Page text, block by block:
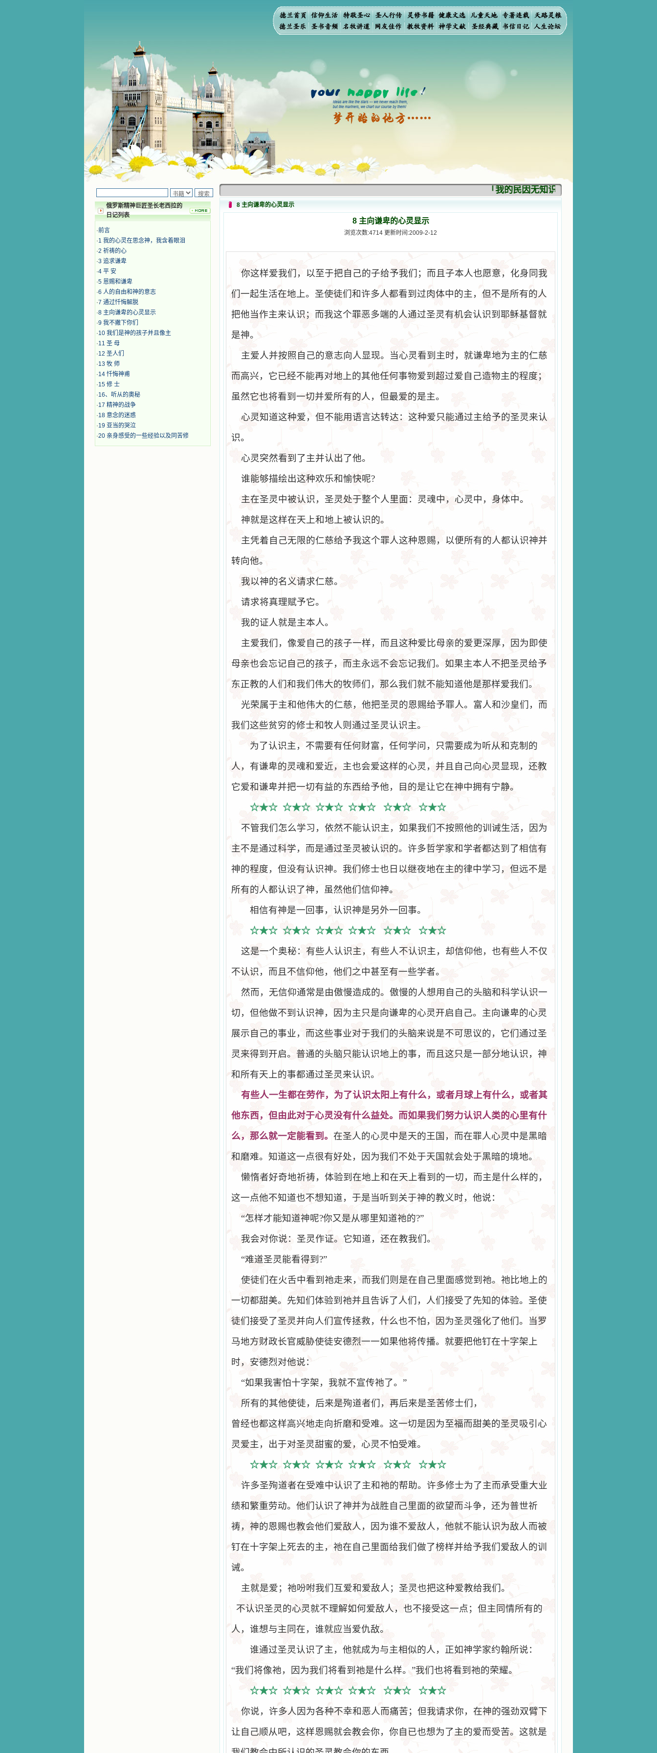
俄罗斯精神巨匠圣长老西拉的
日记列表
·前言
·1 我的心灵在思念神，我含着眼泪
·2 祈祷的心
·3 追求谦卑
·4 平 安
·5 恩赐和谦卑
·6 人的自由和神的意志
·7 通过忏悔解脱
·8 主向谦卑的心灵显示
·9 我不撇下你们
·10 我们是神的孩子并且像主
·11 圣 母
·12 圣人们
·13 牧 师
·14 忏悔神甫
·15 修 士
·16、听从的奧秘
·17 精神的战争
·18 意念的迷惑
·19 亚当的哭泣
·20 亲身感受的一些经验以及同苦修
「我的民因无知识而灭亡。你弃掉知识，我也
8 主向谦卑的心灵显示
8 主向谦卑的心灵显示
浏览次数:4714 更新时间:2009-2-12
你这样爱我们，以至于把自己的子给予我们；而且子本人也愿意，化身同我
们一起生活在地上。圣使徒们和许多人都看到过肉体中的主，但不是所有的人
把他当作主来认识；而我这个罪恶多端的人通过圣灵有机会认识到耶稣基督就
是神。
主爱人并按照自己的意志向人显现。当心灵看到主时，就谦卑地为主的仁慈
而高兴，它已经不能再对地上的其他任何事物爱到超过爱自己造物主的程度；
虽然它也将看到一切并爱所有的人，但最爱的是主。
心灵知道这种爱，但不能用语言达转达：这种爱只能通过主给予的圣灵来认
识。
心灵突然看到了主并认出了他。
谁能够描绘出这种欢乐和愉快呢?
主在圣灵中被认识，圣灵处于整个人里面：灵魂中，心灵中，身体中。
神就是这样在天上和地上被认识的。
主凭着自己无限的仁慈给予我这个罪人这种恩赐，以便所有的人都认识神并
转向他。
我以神的名义请求仁慈。
请求将真理赋予它。
我的证人就是主本人。
主爱我们，像爱自己的孩子一样，而且这种爱比母亲的爱更深厚，因为即使
母亲也会忘记自己的孩子，而主永远不会忘记我们。如果主本人不把圣灵给予
东正教的人们和我们伟大的牧师们，那么我们就不能知道他是那样爱我们。
光荣属于主和他伟大的仁慈，他把圣灵的恩赐给予罪人。富人和沙皇们，而
我们这些贫穷的修士和牧人则通过圣灵认识主。
为了认识主，不需要有任何财富，任何学问，只需要成为听从和克制的
人，有谦卑的灵魂和爱近，主也会爱这样的心灵，并且自己向心灵显现，还教
它爱和谦卑并把一切有益的东西给予他，目的是让它在神中拥有宁静。
☆★☆ ☆★☆ ☆★☆ ☆★☆ ☆★☆
☆★☆
不管我们怎么学习，依然不能认识主，如果我们不按照他的训诫生活，因为
主不是通过科学，而是通过圣灵被认识的。许多哲学家和学者都达到了相信有
神的程度，但没有认识神。我们修士也日以继夜地在主的律中学习，但远不是
所有的人都认识了神，虽然他们信仰神。
相信有神是一回事，认识神是另外一回事。
☆★☆ ☆★☆ ☆★☆ ☆★☆ ☆★☆
☆★☆
这是一个奥秘：有些人认识主，有些人不认识主，却信仰他，也有些人不仅
不认识，而且不信仰他，他们之中甚至有一些学者。
然而，无信仰通常是由傲慢造成的。傲慢的人想用自己的头脑和科学认识一
切，但他做不到认识神，因为主只是向谦卑的心灵开启自己。主向谦卑的心灵
展示自己的事业，而这些事业对于我们的头脑来说是不可思议的，它们通过圣
灵来得到开启。普通的头脑只能认识地上的事，而且这只是一部分地认识，神
和所有天上的事都通过圣灵来认识。
有些人一生都在劳作， 为了认识太阳上有什么，或者月球上有什么，或者其
他东西，但由此对于心灵没有什么益处。而如果我们努力认识人类的心里有什
么，那么就一定能看到。 在圣人的心灵中是天的王国，而在罪人心灵中是黑暗
和磨难。知道这一点很有好处，因为我们不处于天国就会处于黑暗的境地。
懒惰者好奇地祈祷，体验到在地上和在天上看到的一切，而主是什么样的，
这一点他不知道也不想知道，于是当听到关于神的教义时，他说：
“怎样才能知道神呢?你又是从哪里知道祂的?”
我会对你说：圣灵作证。它知道，还在教我们。
“难道圣灵能看得到 ?”
使徒们在火舌中看到祂走来，而我们则是在自己里面感觉到祂。祂比地上的
一切都甜美。先知们体验到祂并且告诉了人们，人们接受了先知的体验。圣使
徒们接受了圣灵并向人们宣传拯救，什么也不怕，因为圣灵强化了他们。当罗
马地方财政长官威胁使徒安德烈一一如果他将传播。就要把他钉在十字架上
时，安德烈对他说：
“如果我害怕十字架，我就不宣传祂了。”
所有的其他使徒，后来是殉道者们，再后来是圣苦修士们，
曾经也都这样高兴地走向折磨和受难。这一切是因为至福而甜美的圣灵吸引心
灵爱主，出于对圣灵甜蜜的爱，心灵不怕受难。
☆★☆ ☆★☆ ☆★☆ ☆★☆ ☆★☆
☆★☆
许多圣殉道者在受难中认识了主和祂的帮助。许多修士为了主而承受重大业
绩和繁重劳动。他们认识了神并为战胜自己里面的欲望而斗争，还为普世祈
祷，神的恩赐也教会他们爱敌人，因为谁不爱敌人，他就不能认识为敌人而被
钉在十字架上死去的主，祂在自己里面给我们做了榜样并给予我们爱敌人的训
诫。
主就是爱；祂吩咐我们互爱和爱敌人；圣灵也把这种爱教给我们。
不认识圣灵的心灵就不理解如何爱敌人，也不接受这一点；但主同情所有的
人，谁想与主同在，谁就应当爱仇敌。
谁通过圣灵认识了主，他就成为与主相似的人，正如神学家约翰所说：
“我们将像祂，因为我们将看到祂是什么样。”我们也将看到祂的荣耀。
☆★☆ ☆★☆ ☆★☆ ☆★☆ ☆★☆
☆★☆
你说，许多人因为各种不幸和恶人而痛苦；但我请求你，在神的强劲双臂下
让自己顺从吧，这样恩赐就会教会你，你自已也想为了主的爱而受苦。这就是